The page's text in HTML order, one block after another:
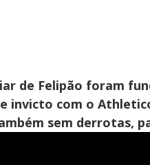
de Felipão foram
invicto com o
sem derrotas,